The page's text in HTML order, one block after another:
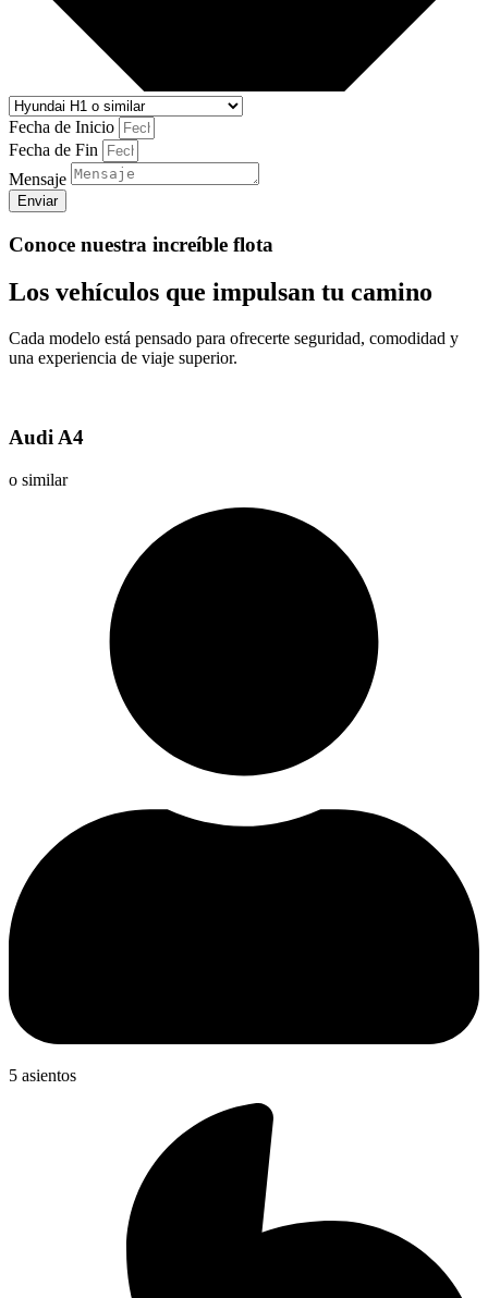
Fecha de Inicio
Fecha de Fin
Mensaje
Enviar
Conoce nuestra increíble flota
Los vehículos que impulsan tu camino
Cada modelo está pensado para ofrecerte seguridad, comodidad y
una experiencia de viaje superior.
Audi A4
o similar
5 asientos